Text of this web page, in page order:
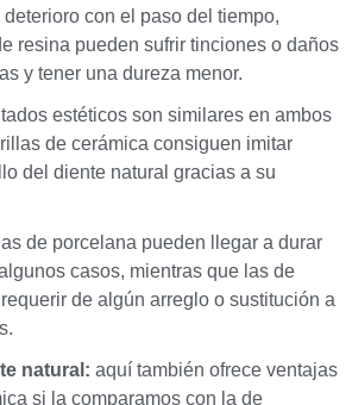
con el paso del tiempo,
resina pueden sufrir tinciones o daños
y tener una dureza menor.
estéticos son similares en ambos
de cerámica consiguen imitar
del diente natural gracias a su
de porcelana pueden llegar a durar
casos, mientras que las de
de algún arreglo o sustitución a
natural: aquí también ofrece ventajas
si la comparamos con la de